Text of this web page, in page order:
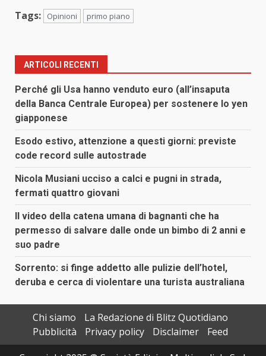
Tags: Opinioni primo piano
ARTICOLI RECENTI
Perché gli Usa hanno venduto euro (all’insaputa
della Banca Centrale Europea) per sostenere lo yen
giapponese
Esodo estivo, attenzione a questi giorni: previste
code record sulle autostrade
Nicola Musiani ucciso a calci e pugni in strada,
fermati quattro giovani
Il video della catena umana di bagnanti che ha
permesso di salvare dalle onde un bimbo di 2 anni e
suo padre
Sorrento: si finge addetto alle pulizie dell’hotel,
deruba e cerca di violentare una turista australiana
Chi siamo
La Redazione di Blitz Quotidiano
Pubblicità
Privacy policy Disclaimer
Feed